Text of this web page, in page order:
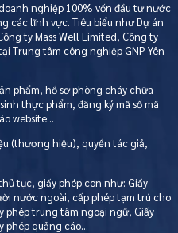
nghiệp 100% vốn đầu tư nước
các lĩnh vực. Tiêu biểu như Dự án
ty Mass Well Limited, Công ty
Trung tâm công nghiệp GNP Yên
phẩm, hồ sơ phòng cháy chữa
thực phẩm, đăng ký mã số mã
website…
(thương hiệu), quyền tác giả,
tục, giấy phép con như: Giấy
nước ngoài, cấp phép tạm trú cho
phép trung tâm ngoại ngữ, Giấy
phép quảng cáo…